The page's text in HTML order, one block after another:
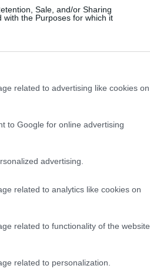
Sale, and/or Sharing
the Purposes for which it
related to advertising like cookies on
to Google for online advertising
advertising.
related to analytics like cookies on
related to functionality of the website
related to personalization.
Curry's 10-
worth
ESPN.
from
June 2,